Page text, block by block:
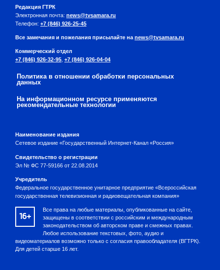
Редакция ГТРК
Электронная почта: news@tvsamara.ru
Телефон: +7 (846) 926-25-45
Все замечания и пожелания присылайте на news@tvsamara.ru
Коммерческий отдел
+7 (846) 926-32-95 +7 (846) 926-04-04
Политика в отношении обработки персональных
данных
На информационном ресурсе применяются
рекомендательные технологии
Наименование издания
Сетевое издание «Государственный Интернет-Канал «Россия»
Свидетельство о регистрации
Эл № ФС 77-59166 от 22.08.2014
Учредитель
Федеральное государственное унитарное предприятие «Всероссийская
государственная телевизионная и радиовещательная компания»
16+
Все права на любые материалы, опубликованные на сайте,
защищены в соответствии с российским и международным
законодательством об авторском праве и смежных правах.
Любое использование текстовых, фото, аудио и
видеоматериалов возможно только с согласия правообладателя (ВГТРК).
Для детей старше 16 лет.